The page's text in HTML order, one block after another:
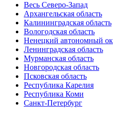
Весь Северо-Запад
Архангельская область
Калининградская область
Вологодская область
Ненецкий автономный
Ленинградская область
Мурманская область
Новгородская область
Псковская область
Республика Карелия
Республика Коми
Санкт-Петербург